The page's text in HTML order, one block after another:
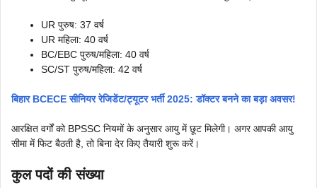
UR पुरुष: 37 वर्ष
UR महिला: 40 वर्ष
BC/EBC पुरुष/महिला: 40 वर्ष
SC/ST पुरुष/महिला: 42 वर्ष
बिहार BCECE सीनियर रेजिडेंट/ट्यूटर भर्ती 2025: डॉक्टर बनने का बड़ा अवसर!
आरक्षित वर्गों को BPSSC नियमों के अनुसार आयु में छूट मिलेगी। अगर आपकी आयु
सीमा में फिट बैठती है, तो बिना देर किए तैयारी शुरू करें।
कुल पदों की संख्या